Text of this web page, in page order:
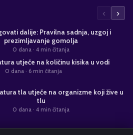
‹ ›
dalije: Pravilna sadnja, uzgoj i
prezimljavanje gomolja
0 dana · 4 min čitanja
utječe na količinu kisika u vodi
0 dana· 6 min čitanja
tla utječe na organizme koji žive u
tlu
0 dana · 4 min čitanja